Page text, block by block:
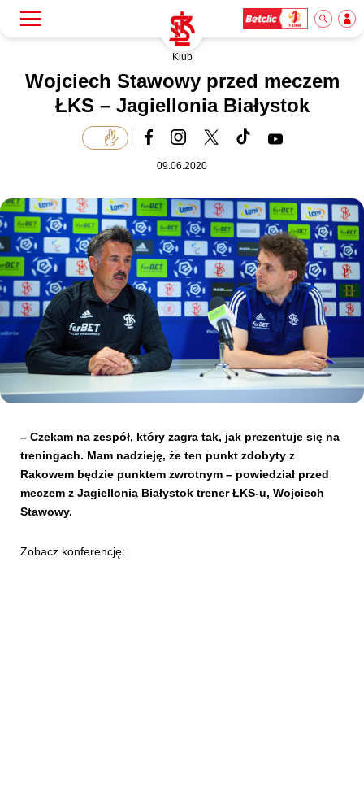
Klub
Akademia
Biznes
Dla mediów
Kibice
Klub
Wojciech Stawowy przed meczem
ŁKS – Jagiellonia Białystok
09.06.2020
– Czekam na zespół, który zagra tak, jak prezentuje się na
treningach. Mam nadzieję, że ten punkt zdobyty z
Rakowem będzie punktem zwrotnym – powiedział przed
meczem z Jagiellonią Białystok trener ŁKS-u, Wojciech
Stawowy.
Zobacz konferencję: